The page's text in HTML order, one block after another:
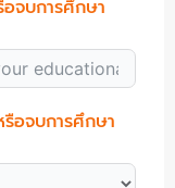
จบการศึกษา
อจบการศึกษา